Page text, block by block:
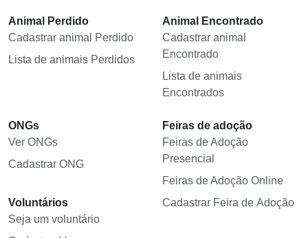
Animal Perdido
Cadastrar animal Perdido
Lista de animais Perdidos
Animal Encontrado
Cadastrar animal
Encontrado
Lista de animais
Encontrados
ONGs
Ver ONGs
Cadastrar ONG
Voluntários
Seja um voluntário
Feiras de adoção
Feiras de Adoção
Presencial
Feiras de Adoção Online
Cadastrar Feira de Adoção